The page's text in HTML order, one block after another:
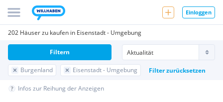
Einloggen
202 Häuser zu kaufen in Eisenstadt - Umgebung
Burgenland Eisenstadt - Umgebung Filter zurücksetzen
Filtern
Infos zur Reihung der Anzeigen